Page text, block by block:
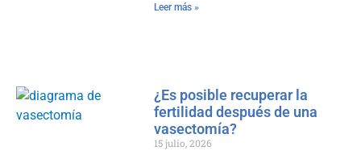
Leer más »
¿Es posible recuperar la
fertilidad después de una
vasectomía?
15 julio, 2026